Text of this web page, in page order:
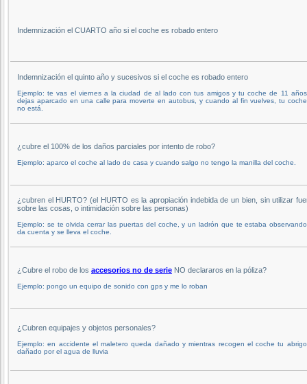
Indemnización el CUARTO año si el coche es robado entero
Indemnización el quinto año y sucesivos si el coche es robado entero
Ejemplo: te vas el viernes a la ciudad de al lado con tus amigos y tu coche de 11
dejas aparcado en una calle para moverte en autobus, y cuando al fin vuelves, tu
no está.
¿cubre el 100% de los daños parciales por intento de robo?
Ejemplo: aparco el coche al lado de casa y cuando salgo no tengo la manilla del coche.
¿cubren el HURTO? (el HURTO es la apropiación indebida de un bien, sin utilizar
sobre las cosas, o intimidación sobre las personas)
Ejemplo: se te olvida cerrar las puertas del coche, y un ladrón que te estaba
da cuenta y se lleva el coche.
¿Cubre el robo de los accesorios no de serie NO declararos en la póliza?
Ejemplo: pongo un equipo de sonido con gps y me lo roban
¿Cubren equipajes y objetos personales?
Ejemplo: en accidente el maletero queda dañado y mientras recogen el coche tu
dañado por el agua de lluvia